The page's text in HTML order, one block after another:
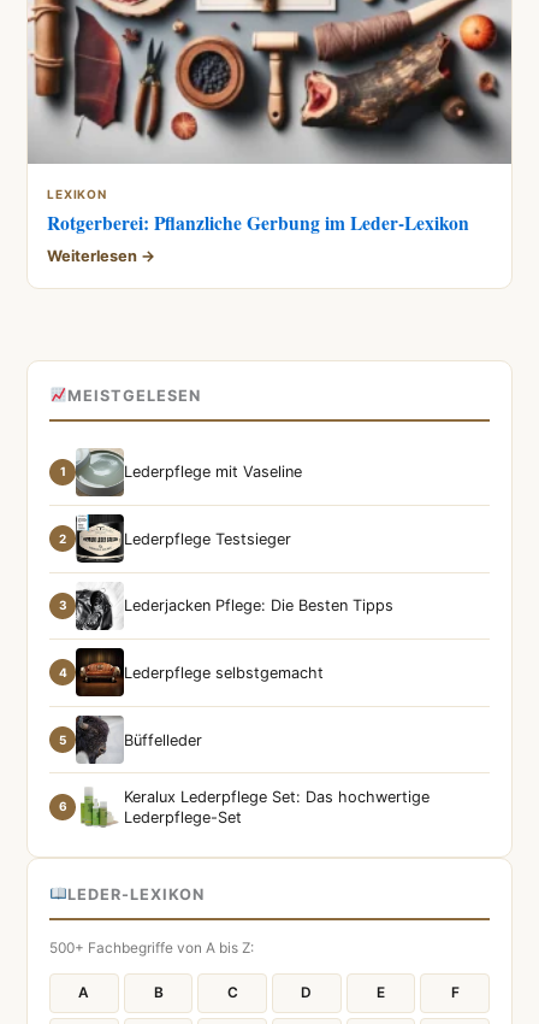
LEXIKON
Rotgerberei: Pflanzliche Gerbung im Leder-Lexikon
Weiterlesen →
MEISTGELESEN
1 Lederpflege mit Vaseline
2 Lederpflege Testsieger
3 Lederjacken Pflege: Die Besten Tipps
4 Lederpflege selbstgemacht
5 Büffelleder
6
Keralux Lederpflege Set: Das hochwertige
Lederpflege-Set
LEDER-LEXIKON
500+ Fachbegriffe von A bis Z:
A B C D E F